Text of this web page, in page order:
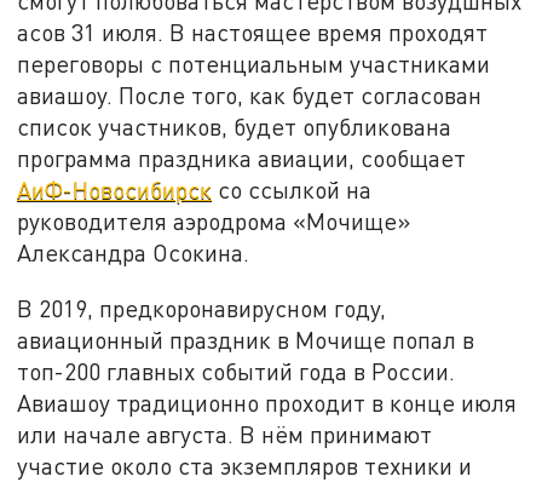
асов 31 июля. В настоящее время проходят
переговоры с потенциальным участниками
авиашоу. После того, как будет согласован
список участников, будет опубликована
программа праздника авиации, сообщает
АиФ-Новосибирск со ссылкой на
руководителя аэродрома «Мочище»
Александра Осокина.
В 2019, предкоронавирусном году,
авиационный праздник в Мочище попал в
топ-200 главных событий года в России.
Авиашоу традиционно проходит в конце июля
или начале августа. В нём принимают
участие около ста экземпляров техники и